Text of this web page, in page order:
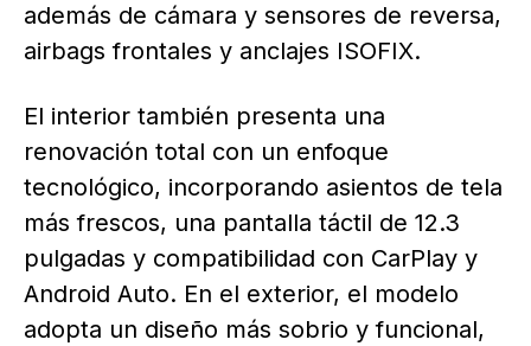
además de cámara y sensores de reversa,
airbags frontales y anclajes ISOFIX.
El interior también presenta una
renovación total con un enfoque
tecnológico, incorporando asientos de tela
más frescos, una pantalla táctil de 12.3
pulgadas y compatibilidad con CarPlay y
Android Auto. En el exterior, el modelo
adopta un diseño más sobrio y funcional,